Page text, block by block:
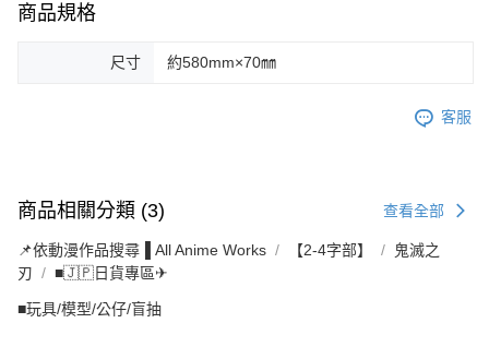
商品規格
尺寸 約580mm×70㎜
客服
商品相關分類 (3) 查看全部
📌依動漫作品搜尋▐ All Anime Works 【2-4字部】
鬼滅之
刃
■🇯🇵日貨專區✈
■玩具/模型/公仔/盲抽